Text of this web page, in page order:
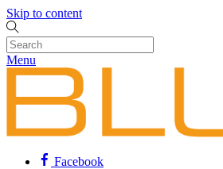
Skip to content
Menu
Facebook